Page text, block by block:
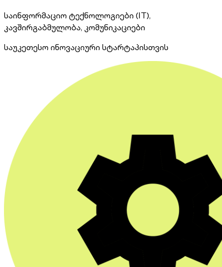
საინფორმაციო ტექნოლოგიები (IT),
კავშირგაბმულობა, კომუნიკაციები
საუკეთესო ინოვაციური სტარტაპისთვის